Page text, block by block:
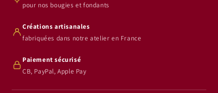
pour nos bougies et fondants
Créations artisanales
fabriquées dans notre atelier en France
Paiement sécurisé
CB, PayPal, Apple Pay